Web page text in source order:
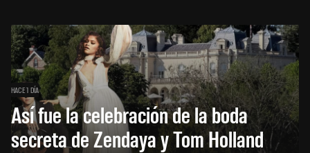
HACE 1 DÍA
Así fue la celebración de la boda
secreta de Zendaya y Tom Holland